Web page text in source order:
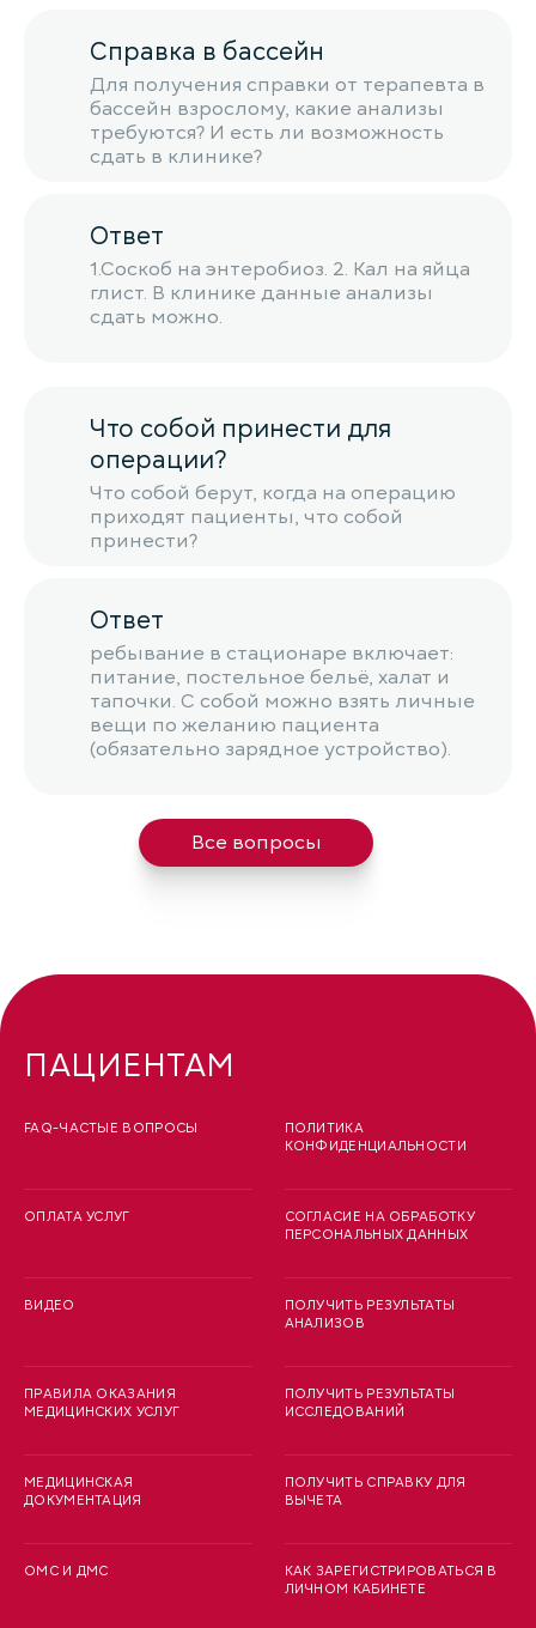
Все вопросы
Справка в бассейн
Для получения справки от терапевта в
бассейн взрослому, какие анализы
требуются? И есть ли возможность
сдать в клинике?
Ответ
1.Соскоб на энтеробиоз. 2. Кал на яйца
глист. В клинике данные анализы
сдать можно.
Что собой принести для
операции?
Что собой берут, когда на операцию
приходят пациенты, что собой
принести?
Ответ
ребывание в стационаре включает:
питание, постельное бельё, халат и
тапочки. С собой можно взять личные
вещи по желанию пациента
(обязательно зарядное устройство).
ПАЦИЕНТАМ
FAQ-ЧАСТЫЕ ВОПРОСЫ
ОПЛАТА УСЛУГ
ВИДЕО
ПРАВИЛА ОКАЗАНИЯ
МЕДИЦИНСКИХ УСЛУГ
МЕДИЦИНСКАЯ
ДОКУМЕНТАЦИЯ
ОМС И ДМС
ПОЛИТИКА
КОНФИДЕНЦИАЛЬНОСТИ
СОГЛАСИЕ НА ОБРАБОТКУ
ПЕРСОНАЛЬНЫХ ДАННЫХ
ПОЛУЧИТЬ РЕЗУЛЬТАТЫ
АНАЛИЗОВ
ПОЛУЧИТЬ РЕЗУЛЬТАТЫ
ИССЛЕДОВАНИЙ
ПОЛУЧИТЬ СПРАВКУ ДЛЯ
ВЫЧЕТА
КАК ЗАРЕГИСТРИРОВАТЬСЯ В
ЛИЧНОМ КАБИНЕТЕ